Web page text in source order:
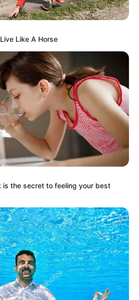
para acceder a la reducción de
primera vence el 15 de mayo del
contribuyentes interesados
de pago, un trámite que debe
ese día, a través de los canales
la Secretaría de Hacienda de
quieran acogerse a esta medida
a un acuerdo de pago y
; pagar 30% del total adeudado, y
cancelar el total de la deuda
en cuenta, además, quelos
congelan y se continúan
harán parte de las cuotas
que no se otorgará la facilidad de
de un acuerdo anterior con la
Like A Horse
is the secret to feeling your best